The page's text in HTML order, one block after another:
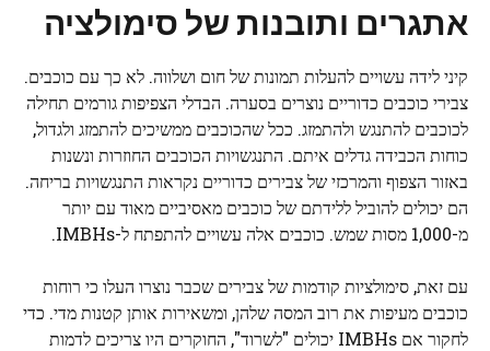
אתגרים ותובנות של סימולציה
קיני לידה עשויים להעלות תמונות של חום ושלווה. לא כך עם כוכבים.
צבירי כוכבים כדוריים נוצרים בסערה. הבדלי הצפיפות גורמים תחילה
לכוכבים להתנגש ולהתמזג. ככל שהכוכבים ממשיכים להתמזג ולגדול,
כוחות הכבידה גדלים איתם. התנגשויות הכוכבים החוזרות ונשנות
באזור הצפוף והמרכזי של צבירים כדוריים נקראות התנגשויות בריחה.
הם יכולים להוביל ללידתם של כוכבים מאסיביים מאוד עם יותר
מ-1,000 מסות שמש. כוכבים אלה עשויים להתפתח ל-IMBHs.
עם זאת, סימולציות קודמות של צבירים שכבר נוצרו העלו כי רוחות
כוכבים מעיפות את רוב המסה שלהן, ומשאירות אותן קטנות מדי. כדי
לחקור אם IMBHs יכולים "לשרוד", החוקרים היו צריכים לדמות